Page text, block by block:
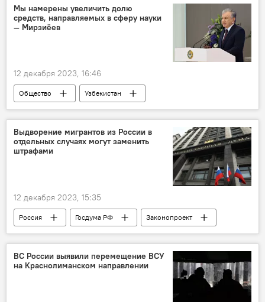
экология
штраф
Мы намерены увеличить долю
средств, направляемых в сферу науки
— Мирзиёев
12 декабря 2023, 16:46
Общество
Узбекистан
президент Узбекистана
Шавкат Мирзиёев
поздравление
Академия наук Узбекистана
ученые
Выдворение мигрантов из России в
отдельных случаях могут заменить
штрафами
12 декабря 2023, 15:35
Россия Госдума РФ
Законопроект
поправки
Общество
депортация
штраф
ВС России выявили перемещение ВСУ
на Краснолиманском направлении